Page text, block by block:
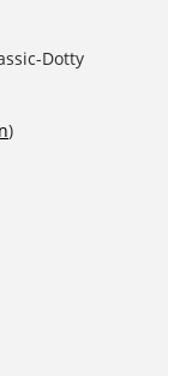
Dotty
)